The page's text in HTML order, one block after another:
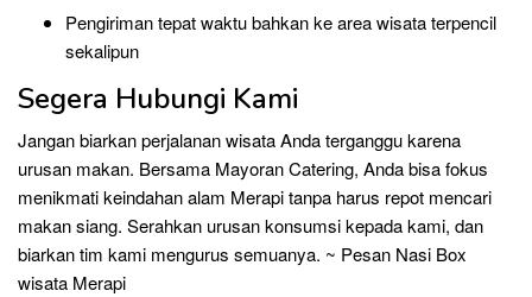
Pengiriman tepat waktu bahkan ke area wisata terpencil
sekalipun
Segera Hubungi Kami
Jangan biarkan perjalanan wisata Anda terganggu karena
urusan makan. Bersama Mayoran Catering, Anda bisa fokus
menikmati keindahan alam Merapi tanpa harus repot mencari
makan siang. Serahkan urusan konsumsi kepada kami, dan
biarkan tim kami mengurus semuanya. ~ Pesan Nasi Box
wisata Merapi